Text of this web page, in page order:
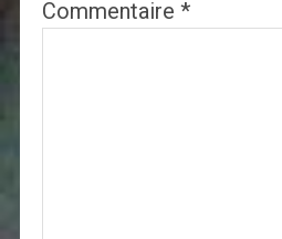
Commentaire *